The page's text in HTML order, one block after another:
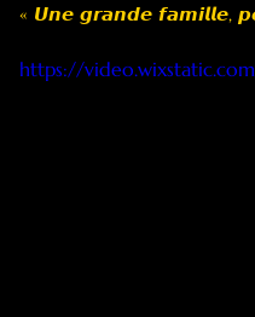
« 𝙐𝙣𝙚 𝙜𝙧𝙖𝙣𝙙𝙚 𝙛𝙖𝙢𝙞𝙡𝙡𝙚,
https://